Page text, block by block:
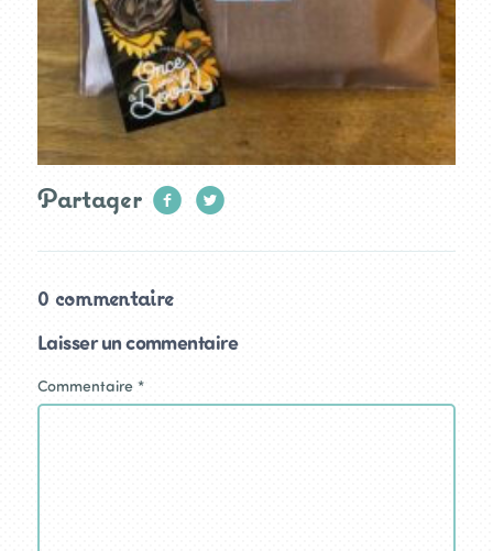
Partager
0 commentaire
Laisser un commentaire
Commentaire *